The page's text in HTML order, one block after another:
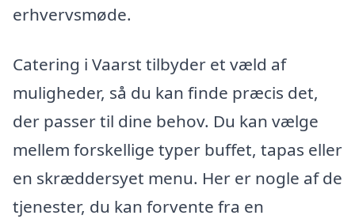
erhvervsmøde.
Catering i Vaarst tilbyder et væld af
muligheder, så du kan finde præcis det,
der passer til dine behov. Du kan vælge
mellem forskellige typer buffet, tapas eller
en skræddersyet menu. Her er nogle af de
tjenester, du kan forvente fra en